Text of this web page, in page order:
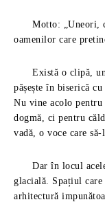
Motto: „Uneori,
oamenilor care
Există o clipă,
pășește în biserică
Nu vine acolo
dogmă, ci pentru
vadă, o voce care
Dar în locul acelei
glacială. Spațiul
arhitectură